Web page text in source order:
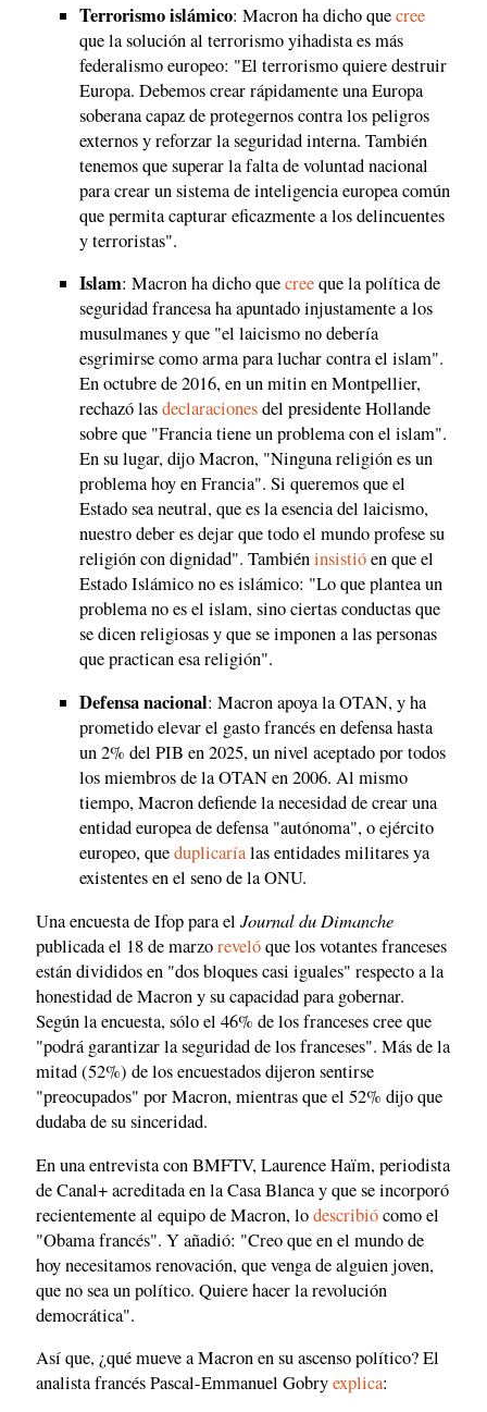
Terrorismo islámico: Macron ha dicho quecree
que la solución al terrorismo yihadista es más
federalismo europeo: "El terrorismo quiere destruir
Europa. Debemos crear rápidamente una Europa
soberana capaz de protegernos contra los peligros
externos y reforzar la seguridad interna. También
tenemos que superar la falta de voluntad nacional
para crear un sistema de inteligencia europea común
que permita capturar eficazmente a los delincuentes
y terroristas".
Islam: Macron ha dicho quecreeque la política de
seguridad francesa ha apuntado injustamente a los
musulmanes y que "el laicismo no debería
esgrimirse como arma para luchar contra el islam".
En octubre de 2016, en un mitin en Montpellier,
rechazó lasdeclaracionesdel presidente Hollande
sobre que "Francia tiene un problema con el islam".
En su lugar, dijo Macron, "Ninguna religión es un
problema hoy en Francia". Si queremos que el
Estado sea neutral, que es la esencia del laicismo,
nuestro deber es dejar que todo el mundo profese su
religión con dignidad". Tambiéninsistióen que el
Estado Islámico no es islámico: "Lo que plantea un
problema no es el islam, sino ciertas conductas que
se dicen religiosas y que se imponen a las personas
que practican esa religión".
Defensa nacional: Macron apoya la OTAN, y ha
prometido elevar el gasto francés en defensa hasta
un 2% del PIB en 2025, un nivel aceptado por todos
los miembros de la OTAN en 2006. Al mismo
tiempo, Macron defiende la necesidad de crear una
entidad europea de defensa "autónoma", o ejército
europeo, queduplicaríalas entidades militares ya
existentes en el seno de la ONU.
Una encuesta de Ifop para el Journal du Dimanche
publicada el 18 de marzorevelóque los votantes franceses
están divididos en "dos bloques casi iguales" respecto a la
honestidad de Macron y su capacidad para gobernar.
Según la encuesta, sólo el 46% de los franceses cree que
"podrá garantizar la seguridad de los franceses". Más de la
mitad (52%) de los encuestados dijeron sentirse
"preocupados" por Macron, mientras que el 52% dijo que
dudaba de su sinceridad.
En una entrevista con BMFTV, Laurence Haïm, periodista
de Canal+ acreditada en la Casa Blanca y que se incorporó
recientemente al equipo de Macron, lodescribiócomo el
"Obama francés". Y añadió: "Creo que en el mundo de
hoy necesitamos renovación, que venga de alguien joven,
que no sea un político. Quiere hacer la revolución
democrática".
Así que, ¿qué mueve a Macron en su ascenso político? El
analista francés Pascal-Emmanuel Gobryexplica: